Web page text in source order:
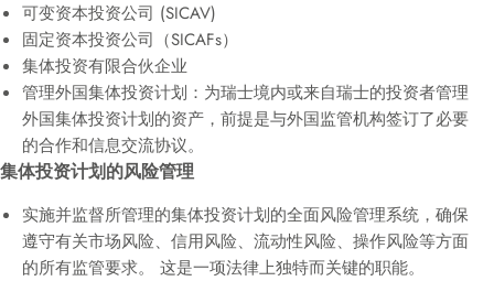
可变资本投资公司 (SICAV)
固定资本投资公司（SICAFs）
集体投资有限合伙企业
管理外国集体投资计划：为瑞士境内或来自瑞士的投资者管理
外国集体投资计划的资产，前提是与外国监管机构签订了必要
的合作和信息交流协议。
集体投资计划的风险管理
实施并监督所管理的集体投资计划的全面风险管理系统，确保
遵守有关市场风险、信用风险、流动性风险、操作风险等方面
的所有监管要求。 这是一项法律上独特而关键的职能。